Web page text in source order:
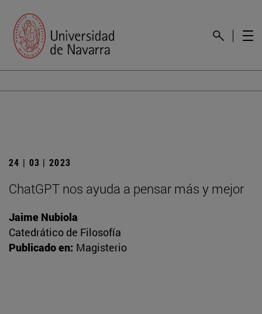
24 | 03 | 2023
ChatGPT nos ayuda a pensar más y mejor
Jaime Nubiola
Catedrático de Filosofía
Publicado en: Magisterio